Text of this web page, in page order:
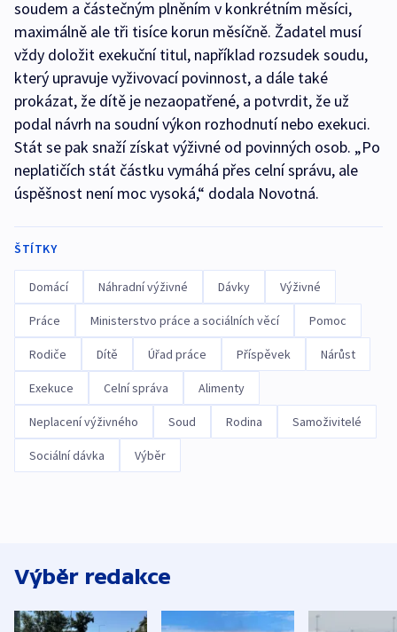
soudem a částečným plněním v konkrétním měsíci,
maximálně ale tři tisíce korun měsíčně. Žadatel musí
vždy doložit exekuční titul, například rozsudek soudu,
který upravuje vyživovací povinnost, a dále také
prokázat, že dítě je nezaopatřené, a potvrdit, že už
podal návrh na soudní výkon rozhodnutí nebo exekuci.
Stát se pak snaží získat výživné od povinných osob. „Po
neplatičích stát částku vymáhá přes celní správu, ale
úspěšnost není moc vysoká,“ dodala Novotná.
ŠTÍTKY
Domácí Náhradní výživné Dávky Výživné
Práce Ministerstvo práce a sociálních věcí Pomoc
Rodiče Dítě Úřad práce Příspěvek Nárůst
Exekuce Celní správa Alimenty
Neplacení výživného Soud Rodina Samoživitelé
Sociální dávka Výběr
Výběr redakce